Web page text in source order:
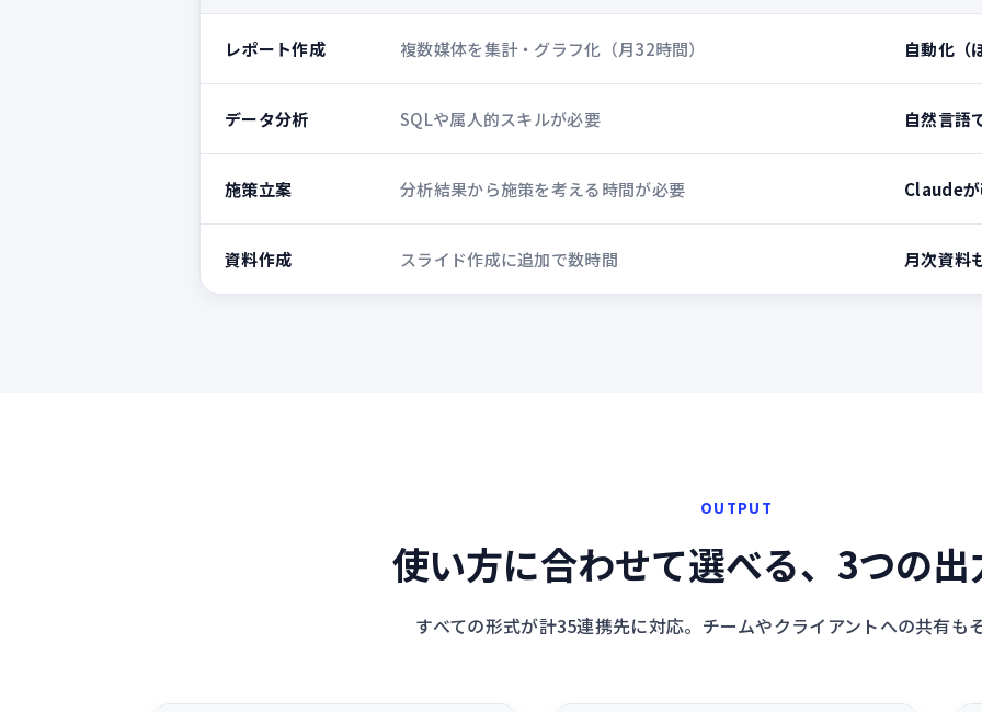
レポート作成 複数媒体を集計・グラフ化（月32時間） 自動化（
データ分析 SQLや属人的スキルが必要 自然言語
施策立案 分析結果から施策を考える時間が必要 Claude
資料作成 スライド作成に追加で数時間 月次資料
OUTPUT
使い方に合わせて選べる、3つの
すべての形式が計35連携先に対応。チームやクライアントへの共有も